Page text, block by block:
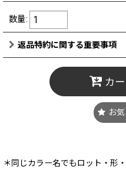
数量:
返品特約に関する重要事項
カ
お
＊同じカラー名でもロット・形